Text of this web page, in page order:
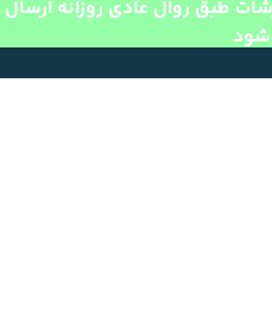
طبق روال عادی روزانه ارسال